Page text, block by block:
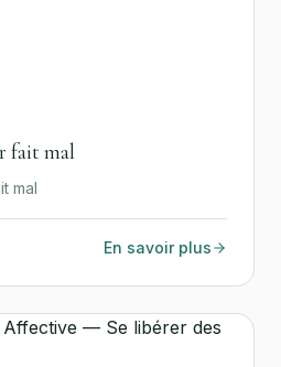
fait mal
mal
En savoir plus